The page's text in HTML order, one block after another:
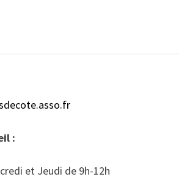
:
et Jeudi de 9h-12h